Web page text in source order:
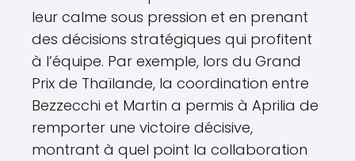
leur calme sous pression et en prenant
des décisions stratégiques qui profitent
à l’équipe. Par exemple, lors du Grand
Prix de Thaïlande, la coordination entre
Bezzecchi et Martin a permis à Aprilia de
remporter une victoire décisive,
montrant à quel point la collaboration